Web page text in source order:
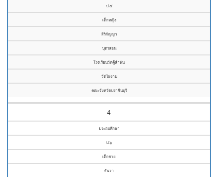
ป.๕
เด็กหญิง
สิริกัญญา
บุตรสอน
โรงเรียนวัดคู้ลำพัน
วัดไผ่งาม
คณะจังหวัดปราจีนบุรี
4
ประถมศึกษา
ป.๖
เด็กชาย
ธันวา